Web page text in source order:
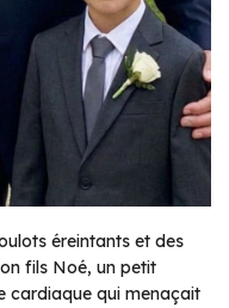
éreintants et des
fils Noé, un petit
cardiaque qui menaçait